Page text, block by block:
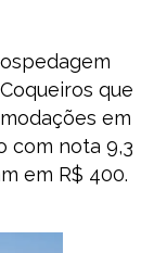
que
em
com nota 9,3
em R$ 400.